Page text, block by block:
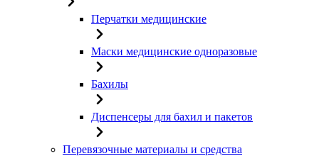
Перчатки медицинские
Маски медицинские одноразовые
Бахилы
Диспенсеры для бахил и пакетов
Перевязочные материалы и средства